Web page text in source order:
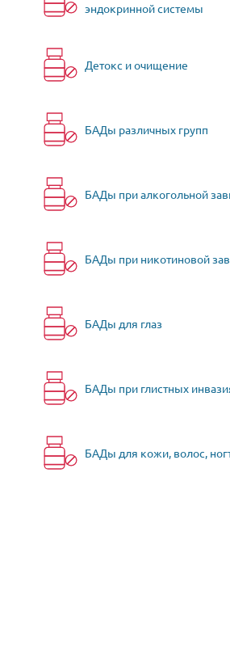
эндокринной системы
Детокс и очищение
БАДы различных групп
БАДы при алкогольной
БАДы при никотиновой
БАДы для глаз
БАДы при глистных
БАДы для кожи, волос,